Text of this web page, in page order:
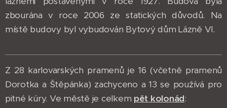
zbourána v roce 2006 ze statických důvodů. Na
místě budovy byl vybudován Bytový dům Lázně VI.
Z 28 karlovarských pramenů je 16 (včetně pramenů
Dorotka a Štěpánka) zachyceno a 13 se používá pro
pitné kúry. Ve městě je celkem pět kolonád: